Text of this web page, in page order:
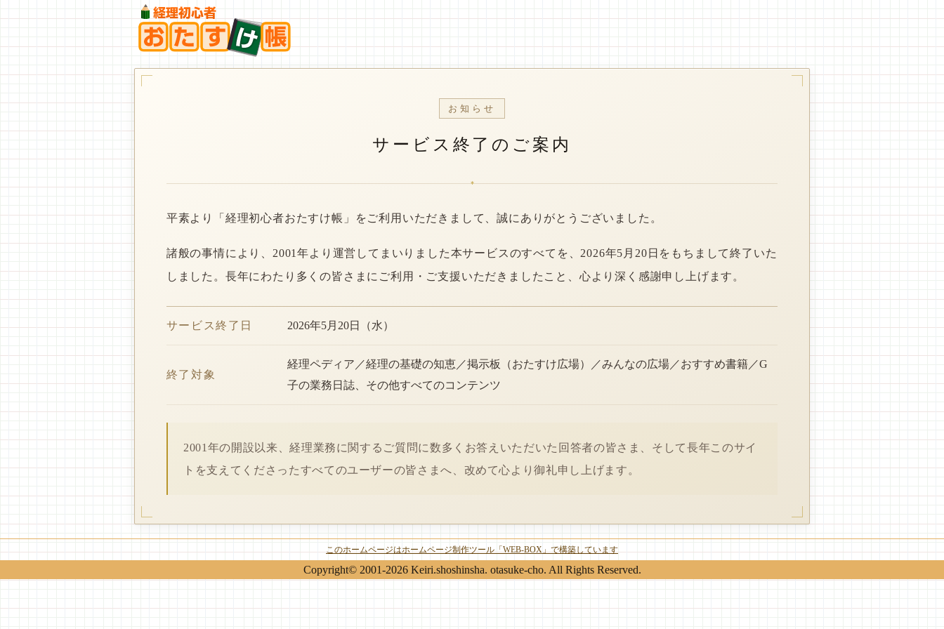
お知らせ
サービス終了のご案内
*
平素より「経理初心者おたすけ帳」をご利用いただきまして、誠にありがとうございました。
諸般の事情により、2001年より運営してまいりました本サービスのすべてを、2026年5月20日をもちまして終了いた
しました。長年にわたり多くの皆さまにご利用・ご支援いただきましたこと、心より深く感謝申し上げます。
サービス終了日 2026年5月20日（水）
終了対象
経理ペディア／経理の基礎の知恵／掲示板（おたすけ広場）／みんなの広場／おすすめ書籍／G
子の業務日誌、その他すべてのコンテンツ
2001年の開設以来、経理業務に関するご質問に数多くお答えいただいた回答者の皆さま、そして長年このサイ
トを支えてくださったすべてのユーザーの皆さまへ、改めて心より御礼申し上げます。
このホームページはホームページ制作ツール「WEB-BOX」で構築しています
Copyright© 2001-2026 Keiri.shoshinsha. otasuke-cho. All Rights Reserved.